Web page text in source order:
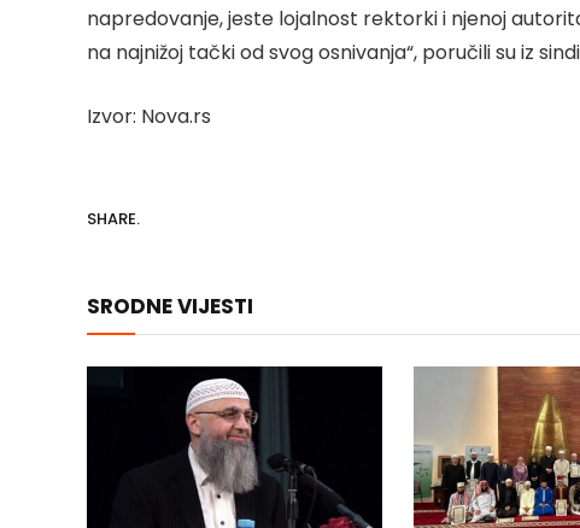
napredovanje, jeste lojalnost rektorki i njenoj
na najnižoj tački od svog osnivanja“, poručili su iz
Izvor: Nova.rs
SHARE.
SRODNE VIJESTI